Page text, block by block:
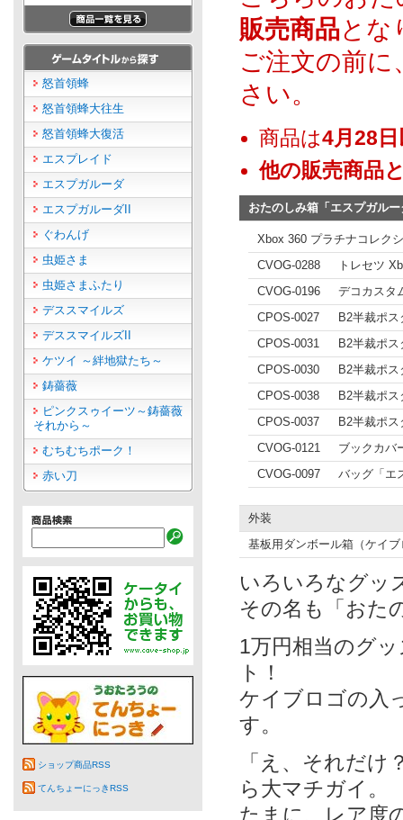
怒首領蜂
怒首領蜂大往生
怒首領蜂大復活
エスプレイド
エスプガルーダ
エスプガルーダII
ぐわんげ
虫姫さま
虫姫さまふたり
デススマイルズ
デススマイルズII
ケツイ ～絆地獄たち～
鋳薔薇
ピンクスゥイーツ～鋳薔薇
それから～
むちむちポーク！
赤い刀
ショップ商品RSS
てんちょーにっきRSS
販売商品とな
ご注文の前
さい。
商品は4月28
他の販売商品
おたのしみ箱「エスプガル
Xbox 360 プラチナコレク
CVOG-0288
トレセツ
CVOG-0196
デコカスタ
CPOS-0027
B2半裁ポ
CPOS-0031
B2半裁ポ
CPOS-0030
B2半裁ポ
CPOS-0038
B2半裁ポ
CPOS-0037
B2半裁ポ
CVOG-0121
ブックカバ
CVOG-0097
バッグ「エ
外装
基板用ダンボール箱（ケイ
いろいろなグッ
その名も「おた
1万円相当のグ
ト！
ケイブロゴの入
す。
「え、それだ
ら大マチガイ。
たまに、レア度